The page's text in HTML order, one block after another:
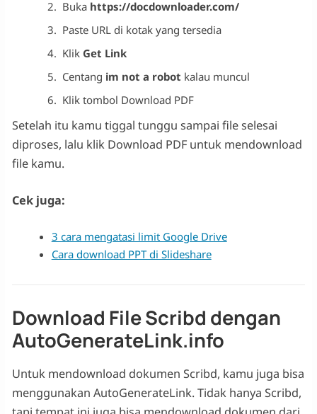
Buka https://docdownloader.com/
Paste URL di kotak yang tersedia
Klik Get Link
Centang im not a robot kalau muncul
Klik tombol Download PDF
Setelah itu kamu tiggal tunggu sampai file selesai
diproses, lalu klik Download PDF untuk mendownload
file kamu.
Cek juga:
3 cara mengatasi limit Google Drive
Cara download PPT di Slideshare
Download File Scribd dengan
AutoGenerateLink.info
Untuk mendownload dokumen Scribd, kamu juga bisa
menggunakan AutoGenerateLink. Tidak hanya Scribd,